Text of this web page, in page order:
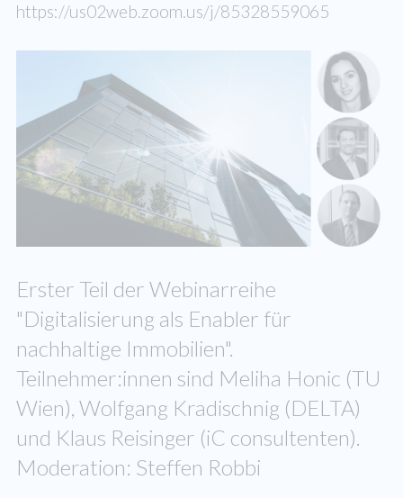
https://us02web.zoom.us/j/85328559065
Erster Teil der Webinarreihe
"Digitalisierung als Enabler für
nachhaltige Immobilien".
Teilnehmer:innen sind Meliha Honic (TU
Wien), Wolfgang Kradischnig (DELTA)
und Klaus Reisinger (iC consultenten).
Moderation: Steffen Robbi